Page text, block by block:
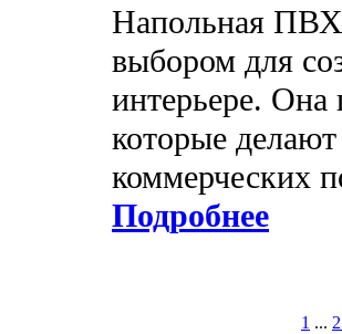
Напольная
выбором для
интерьере. Она
которые
коммерческих
Подробнее
1 ...